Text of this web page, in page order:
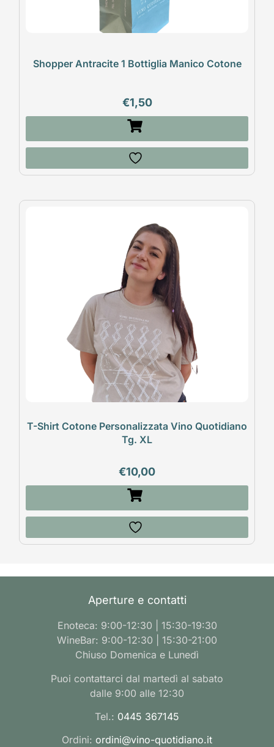
Shopper Antracite 1 Bottiglia Manico Cotone
€1,50
T-Shirt Cotone Personalizzata Vino Quotidiano
Tg. XL
€10,00
Aperture e contatti
Enoteca: 9:00-12:30 | 15:30-19:30
WineBar: 9:00-12:30 | 15:30-21:00
Chiuso Domenica e Lunedì
Puoi contattarci dal martedì al sabato
dalle 9:00 alle 12:30
Tel.: 0445 367145
Ordini: ordini@vino-quotidiano.it